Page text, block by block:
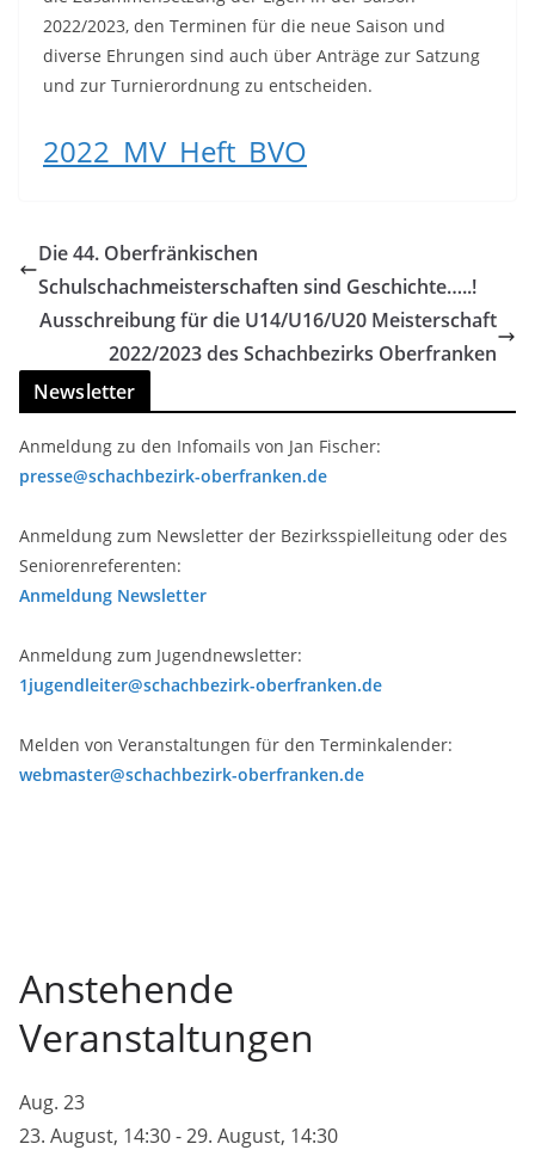
2022/2023, den Terminen für die neue Saison und
diverse Ehrungen sind auch über Anträge zur Satzung
und zur Turnierordnung zu entscheiden.
2022_MV_Heft_BVO
Die 44. Oberfränkischen
Schulschachmeisterschaften sind Geschichte…..!
Ausschreibung für die U14/U16/U20 Meisterschaft
2022/2023 des Schachbezirks Oberfranken
Newsletter
Anmeldung zu den Infomails von Jan Fischer:
presse@schachbezirk-oberfranken.de
Anmeldung zum Newsletter der Bezirksspielleitung oder des
Seniorenreferenten:
Anmeldung Newsletter
Anmeldung zum Jugendnewsletter:
1jugendleiter@schachbezirk-oberfranken.de
Melden von Veranstaltungen für den Terminkalender:
webmaster@schachbezirk-oberfranken.de
Anstehende
Veranstaltungen
Aug. 23
23. August, 14:30-29. August, 14:30